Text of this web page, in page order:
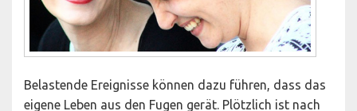
Belastende Ereignisse können dazu führen, dass das
eigene Leben aus den Fugen gerät. Plötzlich ist nach